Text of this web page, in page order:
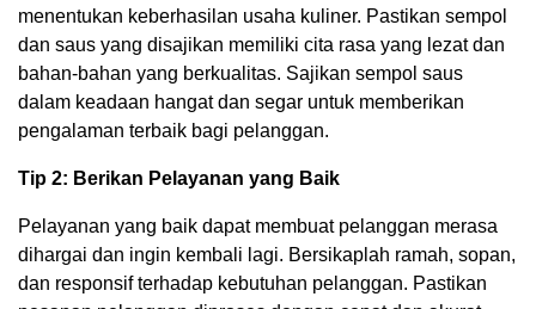
menentukan keberhasilan usaha kuliner. Pastikan sempol
dan saus yang disajikan memiliki cita rasa yang lezat dan
bahan-bahan yang berkualitas. Sajikan sempol saus
dalam keadaan hangat dan segar untuk memberikan
pengalaman terbaik bagi pelanggan.
Tip 2: Berikan Pelayanan yang Baik
Pelayanan yang baik dapat membuat pelanggan merasa
dihargai dan ingin kembali lagi. Bersikaplah ramah, sopan,
dan responsif terhadap kebutuhan pelanggan. Pastikan